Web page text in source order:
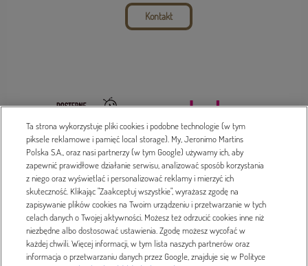
Kontakt
Dada 2016-2023 © Treść serwisu prawnie chroniona
Polityka prywatności
Projekt i wykonanie
Ta strona wykorzystuje pliki cookies i podobne technologie (w tym
piksele reklamowe i pamięć local storage). My, Jeronimo Martins
Polska S.A., oraz nasi partnerzy (w tym Google) używamy ich, aby
zapewnić prawidłowe działanie serwisu, analizować sposób korzystania
z niego oraz wyświetlać i personalizować reklamy i mierzyć ich
skuteczność. Klikając "Zaakceptuj wszystkie", wyrażasz zgodę na
zapisywanie plików cookies na Twoim urządzeniu i przetwarzanie w tych
celach danych o Twojej aktywności. Możesz też odrzucić cookies inne niż
niezbędne albo dostosować ustawienia. Zgodę możesz wycofać w
każdej chwili. Więcej informacji, w tym lista naszych partnerów oraz
informacja o przetwarzaniu danych przez Google, znajduje się w Polityce